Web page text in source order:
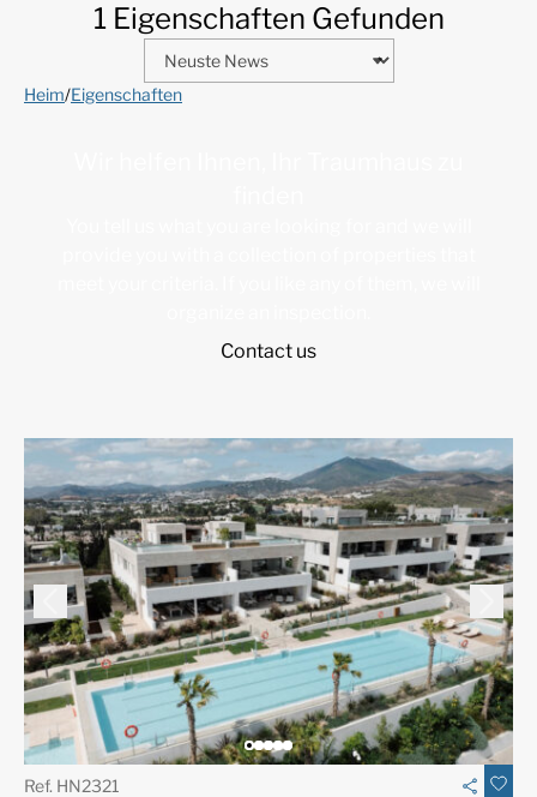
1 Eigenschaften Gefunden
Heim/Eigenschaften
Contact us
Ref. HN2321